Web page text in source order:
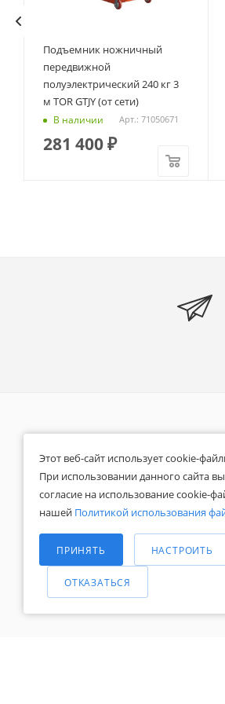
Подъемник ножничный
передвижной
полуэлектрический 240 кг 3
м TOR GTJY (от сети)
В наличии Арт.: 71050671
281 400₽
АКЦИИ
БРЕНДЫ
КОНТАКТЫ
СПРАВОЧНАЯ
Наши
Блог
Этот веб-сайт использует cookie-
При использовании данного сайта
согласие на использование cookie-
нашей Политикой использования
Минимальные
Аналитические/
ПРИНЯТЬ НАСТРОИТЬ
ОТКАЗАТЬСЯ